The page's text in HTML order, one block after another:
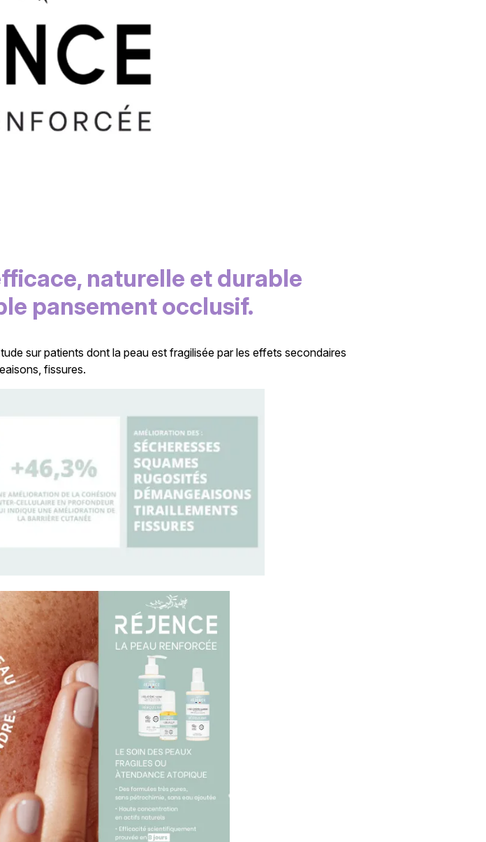
naturelle et durable
pansement occlusif.
sur patients dont la peau est fragilisée par les effets secondaires
fissures.